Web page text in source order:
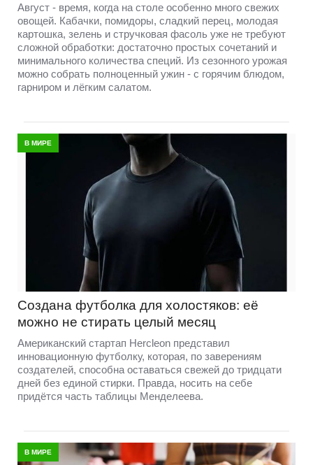
Август - время, когда на столе особенно много свежих
овощей. Кабачки, помидоры, сладкий перец, молодая
картошка, зелень и стручковая фасоль уже не требуют
сложной обработки: достаточно простых сочетаний и
минимального количества специй. Из сезонного урожая
можно собрать полноценный ужин - с горячим блюдом,
гарниром и лёгким салатом.
В МИРЕ
Создана футболка для холостяков: её
можно не стирать целый месяц
Американский стартап Hercleon представил
инновационную футболку, которая, по заверениям
создателей, способна оставаться свежей до тридцати
дней без единой стирки. Правда, носить на себе
придётся часть таблицы Менделеева.
В МИРЕ